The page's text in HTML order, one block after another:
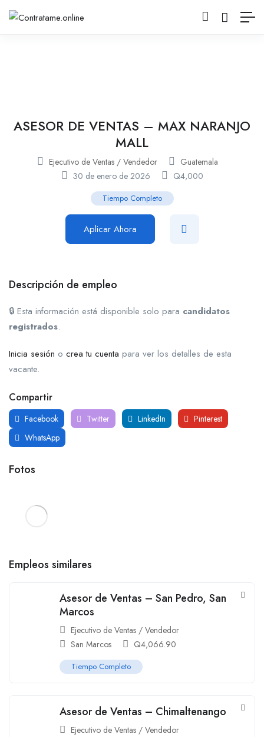
ASESOR DE VENTAS – MAX NARANJO
MALL
Ejecutivo de Ventas / Vendedor
Guatemala
30 de enero de 2026
Q4,000
Tiempo Completo
Aplicar Ahora
Descripción de empleo
🔒 Esta información está disponible solo para candidatos
registrados.
Inicia sesión o crea tu cuenta para ver los detalles de esta
vacante.
Compartir
Facebook Twitter LinkedIn
Pinterest
WhatsApp
Fotos
Empleos similares
Asesor de Ventas – San Pedro, San
Marcos
Ejecutivo de Ventas / Vendedor
San Marcos
Q4,066.90
Tiempo Completo
Asesor de Ventas – Chimaltenango
Ejecutivo de Ventas / Vendedor